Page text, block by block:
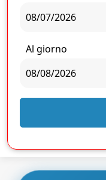
Al giorno